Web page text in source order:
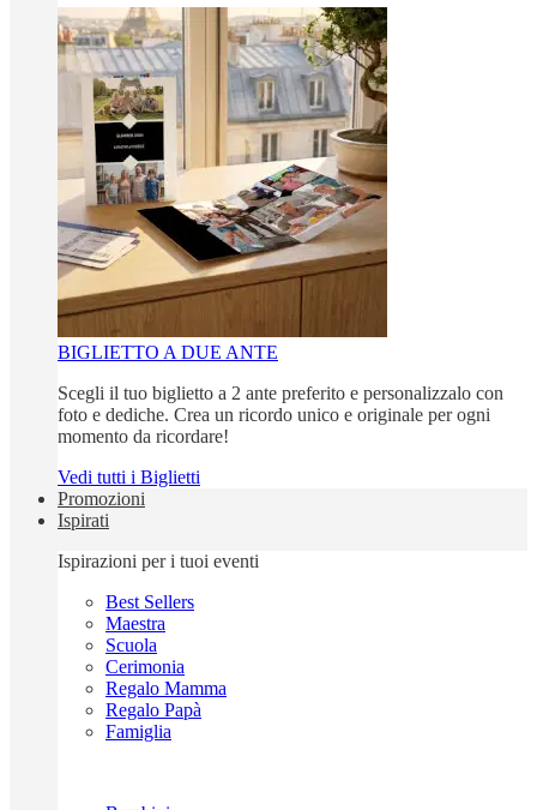
BIGLIETTO A DUE ANTE
Scegli il tuo biglietto a 2 ante preferito e personalizzalo con
foto e dediche. Crea un ricordo unico e originale per ogni
momento da ricordare!
Vedi tutti i Biglietti
Promozioni
Ispirati
Ispirazioni per i tuoi eventi
Best Sellers
Maestra
Scuola
Cerimonia
Regalo Mamma
Regalo Papà
Famiglia